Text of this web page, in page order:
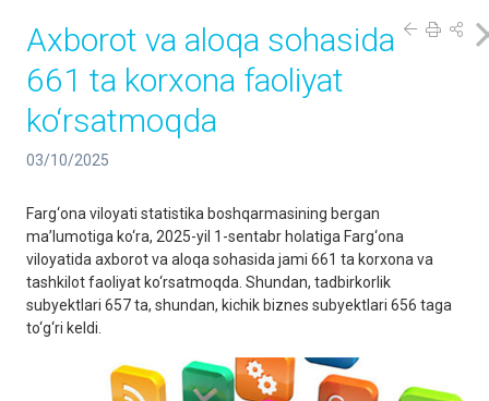
Axborot va aloqa sohasida
661 ta korxona faoliyat
ko‘rsatmoqda
03/10/2025
Farg‘ona viloyati statistika boshqarmasining bergan
ma’lumotiga ko‘ra, 2025-yil 1-sentabr holatiga Farg‘ona
viloyatida axborot va aloqa sohasida jami 661 ta korxona va
tashkilot faoliyat ko‘rsatmoqda. Shundan, tadbirkorlik
subyektlari 657 ta, shundan, kichik biznes subyektlari 656 taga
to‘g‘ri keldi.